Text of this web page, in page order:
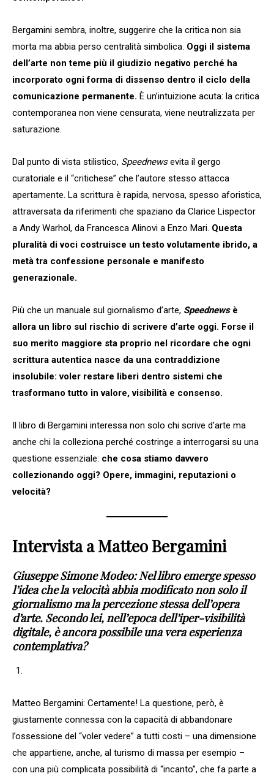
Bergamini sembra, inoltre, suggerire che la critica non sia
morta ma abbia perso centralità simbolica. Oggi il sistema
dell’arte non teme più il giudizio negativo perché ha
incorporato ogni forma di dissenso dentro il ciclo della
comunicazione permanente. È un’intuizione acuta: la critica
contemporanea non viene censurata, viene neutralizzata per
saturazione.
Dal punto di vista stilistico, Speednewsevita il gergo
curatoriale e il “critichese” che l’autore stesso attacca
apertamente. La scrittura è rapida, nervosa, spesso aforistica,
attraversata da riferimenti che spaziano da Clarice Lispector
a Andy Warhol, da Francesca Alinovi a Enzo Mari. Questa
pluralità di voci costruisce un testo volutamente ibrido, a
metà tra confessione personale e manifesto
generazionale.
Più che un manuale sul giornalismo d’arte, Speednews è
allora un libro sul rischio di scrivere d’arte oggi. Forse il
suo merito maggiore sta proprio nel ricordare che ogni
scrittura autentica nasce da una contraddizione
insolubile: voler restare liberi dentro sistemi che
trasformano tutto in valore, visibilità e consenso.
Il libro di Bergamini interessa non solo chi scrive d’arte ma
anche chi la colleziona perché costringe a interrogarsi su una
questione essenziale: che cosa stiamo davvero
collezionando oggi? Opere, immagini, reputazioni o
velocità?
Intervista a Matteo Bergamini
Giuseppe Simone Modeo: Nel libro emerge spesso
l’idea che la velocità abbia modificato non solo il
giornalismo ma la percezione stessa dell’opera
d’arte. Secondo lei, nell’epoca dell’iper-visibilità
digitale, è ancora possibile una vera esperienza
contemplativa?
Matteo Bergamini: Certamente! La questione, però, è
giustamente connessa con la capacità di abbandonare
l’ossessione del “voler vedere” a tutti costi – una dimensione
che appartiene, anche, al turismo di massa per esempio –
con una più complicata possibilità di “incanto”, che fa parte a